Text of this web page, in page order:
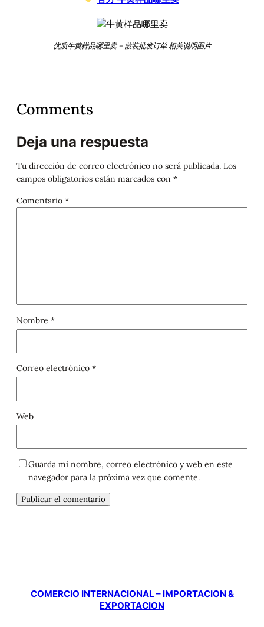
优质牛黄样品哪里卖 – 散装批发订单 相关说明图片
Comments
Deja una respuesta
Tu dirección de correo electrónico no será publicada. Los
campos obligatorios están marcados con *
Comentario *
Nombre *
Correo electrónico *
Web
Guarda mi nombre, correo electrónico y web en este
navegador para la próxima vez que comente.
COMERCIO INTERNACIONAL – IMPORTACION &
EXPORTACION